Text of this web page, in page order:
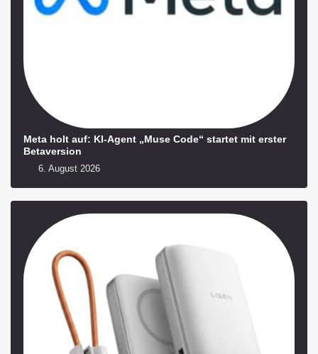
Meta holt auf: KI-Agent „Muse Code“ startet mit erster
Betaversion
6. August 2026